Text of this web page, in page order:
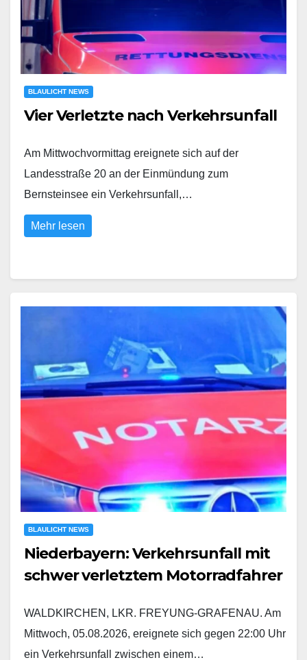
BLAULICHT NEWS
Vier Verletzte nach Verkehrsunfall
Am Mittwochvormittag ereignete sich auf der
Landesstraße 20 an der Einmündung zum
Bernsteinsee ein Verkehrsunfall,…
Mehr lesen
BLAULICHT NEWS
Niederbayern: Verkehrsunfall mit
schwer verletztem Motorradfahrer
WALDKIRCHEN, LKR. FREYUNG-GRAFENAU. Am
Mittwoch, 05.08.2026, ereignete sich gegen 22:00 Uhr
ein Verkehrsunfall zwischen einem…